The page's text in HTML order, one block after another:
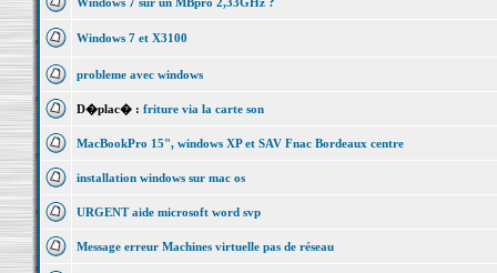
Windows 7 et X3100
probleme avec windows
D�plac� : friture via la carte son
MacBookPro 15", windows XP et SAV Fnac Bordeaux centre
installation windows sur mac os
URGENT aide microsoft word svp
Message erreur Machines virtuelle pas de réseau